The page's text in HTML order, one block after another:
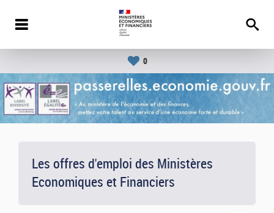
0
Les offres d'emploi des Ministères
Economiques et Financiers